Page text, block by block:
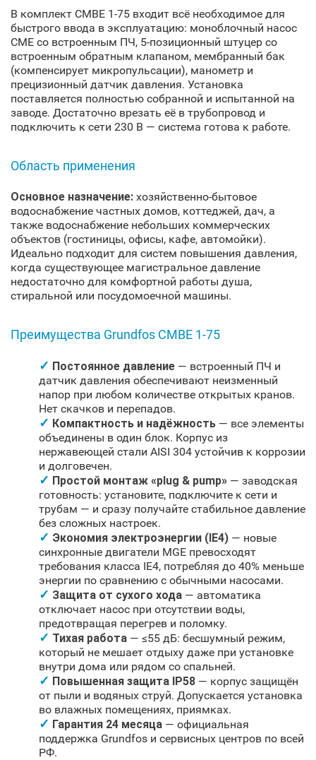
В комплект CMBE 1-75 входит всё необходимое для
быстрого ввода в эксплуатацию: моноблочный насос
CME со встроенным ПЧ, 5-позиционный штуцер со
встроенным обратным клапаном, мембранный бак
(компенсирует микропульсации), манометр и
прецизионный датчик давления. Установка
поставляется полностью собранной и испытанной на
заводе. Достаточно врезать её в трубопровод и
подключить к сети 230 В — система готова к работе.
Область применения
Основное назначение: хозяйственно-бытовое
водоснабжение частных домов, коттеджей, дач, а
также водоснабжение небольших коммерческих
объектов (гостиницы, офисы, кафе, автомойки).
Идеально подходит для систем повышения давления,
когда существующее магистральное давление
недостаточно для комфортной работы душа,
стиральной или посудомоечной машины.
Преимущества Grundfos CMBE 1-75
Постоянное давление — встроенный ПЧ и
датчик давления обеспечивают неизменный
напор при любом количестве открытых кранов.
Нет скачков и перепадов.
Компактность и надёжность — все элементы
объединены в один блок. Корпус из
нержавеющей стали AISI 304 устойчив к коррозии
и долговечен.
Простой монтаж «plug & pump» — заводская
готовность: установите, подключите к сети и
трубам — и сразу получайте стабильное давление
без сложных настроек.
Экономия электроэнергии (IE4) — новые
синхронные двигатели MGE превосходят
требования класса IE4, потребляя до 40% меньше
энергии по сравнению с обычными насосами.
Защита от сухого хода — автоматика
отключает насос при отсутствии воды,
предотвращая перегрев и поломку.
Тихая работа — ≤55 дБ: бесшумный режим,
который не мешает отдыху даже при установке
внутри дома или рядом со спальней.
Повышенная защита IP58 — корпус защищён
от пыли и водяных струй. Допускается установка
во влажных помещениях, приямках.
Гарантия 24 месяца — официальная
поддержка Grundfos и сервисных центров по всей
РФ.